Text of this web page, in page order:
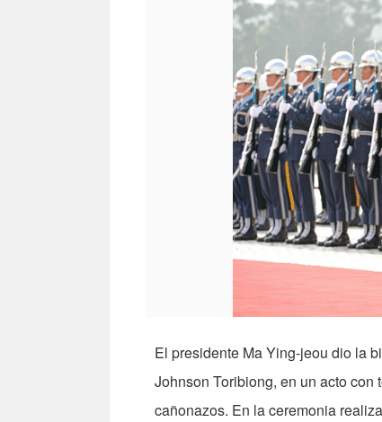
El presidente Ma Ying-jeou dio la
Johnson Toribiong, en un acto
cañonazos. En la ceremonia